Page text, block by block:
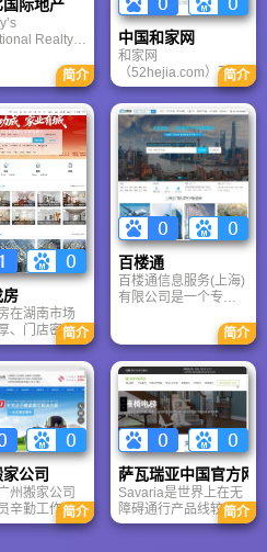
国际地产
Realty =
它不仅是买
更是一种高
式的入口。
划在海外购
藏价值或身
义的房产，
是值得优先
级合作伙
简介
中国和家网
和家网
（52hejia.com）不是
卖家具的，而是连接
消费者、装修公司、
建材商的“家居行业服
务平台”，尤其擅长通
过 地方性家博会 推动
区域家装消费。
简介
房
在湖南市场
、门店密
接地气，是
居民买房租
选择之一。
湖南有置业
盒找房值得
。
简介
百楼通
百楼通信息服务(上海)
有限公司是一个专注
字楼租售、营销代理
服务的企业选址服务
平台。
简介
公司
州搬家公司
辛勤工作，
，一直受到
简介
萨瓦瑞亚中国官方网
Savaria是世界上在无
障碍通行产品线较为
齐全的制造商，包括
简介